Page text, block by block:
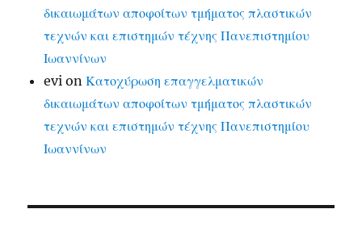
δικαιωμάτων αποφοίτων τμήματος πλαστικών
τεχνών και επιστημών τέχνης Πανεπιστημίου
Ιωαννίνων
evi onΚατοχύρωση επαγγελματικών
δικαιωμάτων αποφοίτων τμήματος πλαστικών
τεχνών και επιστημών τέχνης Πανεπιστημίου
Ιωαννίνων